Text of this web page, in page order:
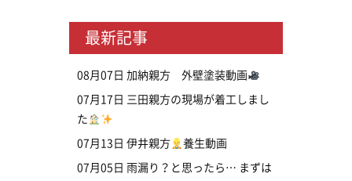
最新記事
08月07日 加納親方 外壁塗装動画
07月17日 三田親方の現場が着工しまし
た
07月13日 伊井親方 養生動画
07月05日 雨漏り？と思ったら… まずは